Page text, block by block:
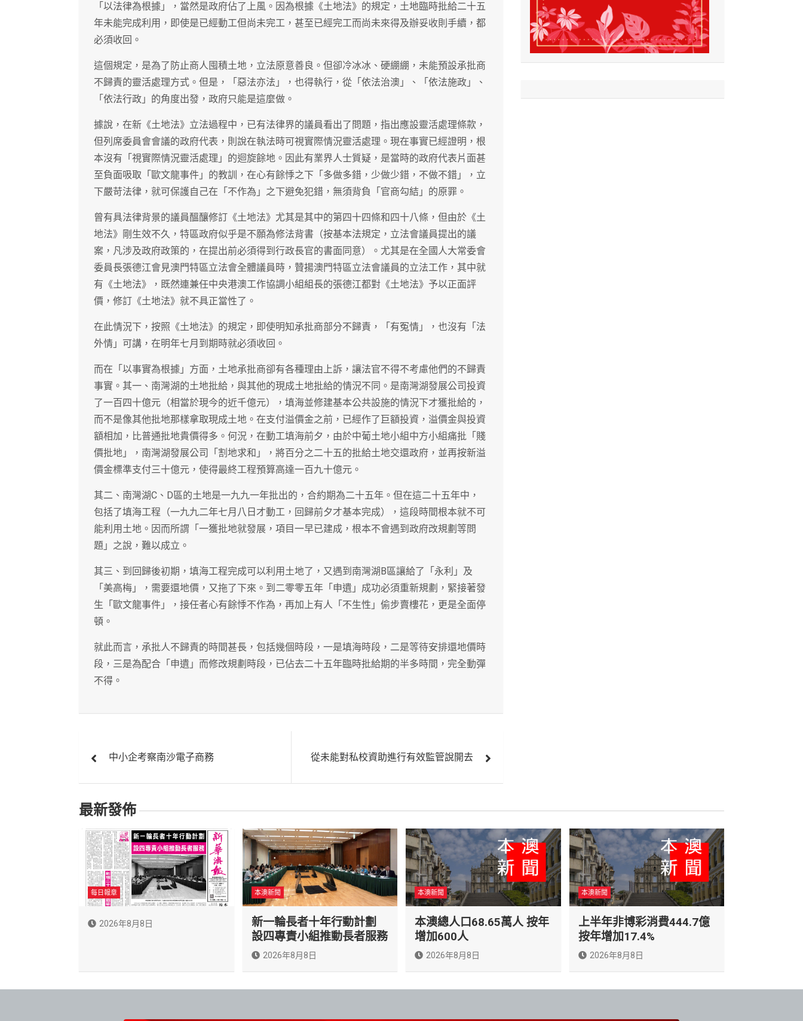
「以法律為根據」，當然是政府佔了上風。因為根據《土地法》的規定，土地臨時批給二十五
年未能完成利用，即使是已經動工但尚未完工，甚至已經完工而尚未來得及辦妥收則手續，都
必須收回。
這個規定，是為了防止商人囤積土地，立法原意善良。但卻冷冰冰、硬綳綳，未能預設承批商
不歸責的靈活處理方式。但是，「惡法亦法」，也得執行，從「依法治澳」、「依法施政」、
「依法行政」的角度出發，政府只能是這麼做。
據說，在新《土地法》立法過程中，已有法律界的議員看出了問題，指出應設靈活處理條款，
但列席委員會會議的政府代表，則說在執法時可視實際情況靈活處理。現在事實已經證明，根
本沒有「視實際情況靈活處理」的迴旋餘地。因此有業界人士質疑，是當時的政府代表片面甚
至負面吸取「歐文龍事件」的教訓，在心有餘悸之下「多做多錯，少做少錯，不做不錯」，立
下嚴苛法律，就可保護自己在「不作為」之下避免犯錯，無須背負「官商勾結」的原罪。
曾有具法律背景的議員醞釀修訂《土地法》尤其是其中的第四十四條和四十八條，但由於《土
地法》剛生效不久，特區政府似乎是不願為修法背書（按基本法規定，立法會議員提出的議
案，凡涉及政府政策的，在提出前必須得到行政長官的書面同意）。尤其是在全國人大常委會
委員長張德江會見澳門特區立法會全體議員時，贊揚澳門特區立法會議員的立法工作，其中就
有《土地法》，既然連兼任中央港澳工作協調小組組長的張德江都對《土地法》予以正面評
價，修訂《土地法》就不具正當性了。
在此情況下，按照《土地法》的規定，即使明知承批商部分不歸責，「有冤情」，也沒有「法
外情」可講，在明年七月到期時就必須收回。
而在「以事實為根據」方面，土地承批商卻有各種理由上訴，讓法官不得不考慮他們的不歸責
事實。其一、南灣湖的土地批給，與其他的現成土地批給的情況不同。是南灣湖發展公司投資
了一百四十億元（相當於現今的近千億元），填海並修建基本公共設施的情況下才獲批給的，
而不是像其他批地那樣拿取現成土地。在支付溢價金之前，已經作了巨額投資，溢價金與投資
額相加，比普通批地貴價得多。何況，在動工填海前夕，由於中葡土地小組中方小組痛批「賤
價批地」，南灣湖發展公司「割地求和」，將百分之二十五的批給土地交還政府，並再按新溢
價金標準支付三十億元，使得最終工程預算高達一百九十億元。
其二、南灣湖C、D區的土地是一九九一年批出的，合約期為二十五年。但在這二十五年中，
包括了填海工程（一九九二年七月八日才動工，回歸前夕才基本完成），這段時間根本就不可
能利用土地。因而所謂「一獲批地就發展，項目一早已建成，根本不會遇到政府改規劃等問
題」之說，難以成立。
其三、到回歸後初期，填海工程完成可以利用土地了，又遇到南灣湖B區讓給了「永利」及
「美高梅」，需要還地價，又拖了下來。到二零零五年「申遺」成功必須重新規劃，緊接著發
生「歐文龍事件」，接任者心有餘悸不作為，再加上有人「不生性」偷步賣樓花，更是全面停
頓。
就此而言，承批人不歸責的時間甚長，包括幾個時段，一是填海時段，二是等待安排還地價時
段，三是為配合「申遺」而修改規劃時段，已佔去二十五年臨時批給期的半多時間，完全動彈
不得。
章
覽
中小企考察南沙電子商務 從未能對私校資助進行有效監管說開去
最新發佈
每日報章
2026年8月8日
本澳新聞
新一輪長者十年行動計劃
設四專責小組推動長者服務
2026年8月8日
本澳新聞
本澳總人口68.65萬人 按年
增加600人
2026年8月8日
本澳新聞
上半年非博彩消費444.7億
按年增加17.4%
2026年8月8日